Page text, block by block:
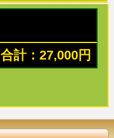
合計：27,000円